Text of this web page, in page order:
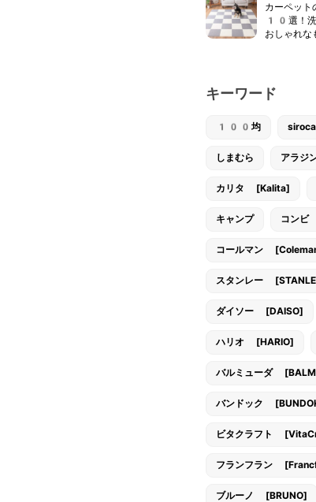
カーペット
10選！洗
おしゃれな
キーワード
100均
しまむら アラ
カリタ [Kalita]
キャンプ コン
コールマン
スタンレー
ダイソー [DAISO]
ハリオ [HARIO]
バルミューダ
バンドック
ビタクラフト
フランフラン
ブルーノ [BRUNO]